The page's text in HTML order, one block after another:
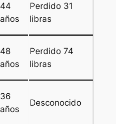
44
años
Perdido 31
libras
48
años
Perdido 74
libras
36
años
Desconocido